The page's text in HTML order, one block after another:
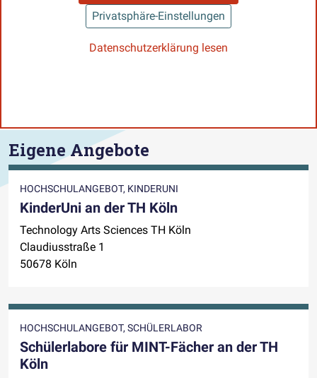
Privatsphäre-Einstellungen
Datenschutzerklärung lesen
Eigene Angebote
HOCHSCHULANGEBOT, KINDERUNI
KinderUni an der TH Köln
Technology Arts Sciences TH Köln
Claudiusstraße 1
50678 Köln
HOCHSCHULANGEBOT, SCHÜLERLABOR
Schülerlabore für MINT-Fächer an der TH
Köln